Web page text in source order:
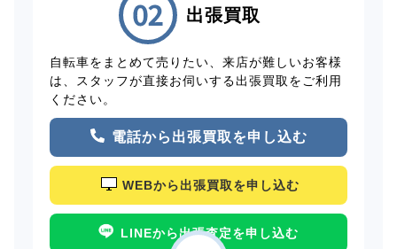
出張買取
自転車をまとめて売りたい、来店が難しいお客様
は、スタッフが直接お伺いする出張買取をご利用
ください。
電話から出張買取を申し込む
WEBから出張買取を申し込む
LINEから出張査定を申し込む